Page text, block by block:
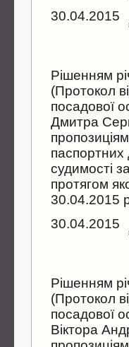
30.04.2015
Рiшенням
(Протокол
посадової
Дмитра
судимостi
протягом
30.04.2015
30.04.2015
Рiшенням
(Протокол
посадової
Вiктора